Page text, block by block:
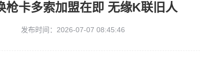
枪卡多索加盟在即 无缘K联旧人
发布时间：2026-07-07 08:45:46